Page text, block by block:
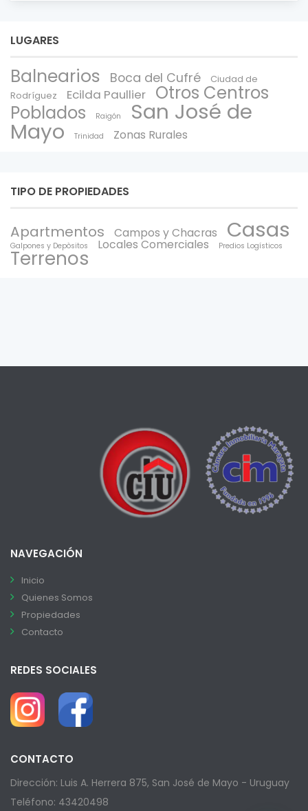
LUGARES
Balnearios Boca del Cufré
Ciudad de
Rodríguez
Ecilda Paullier
Otros Centros
Poblados
Raigón San José de
Mayo Trinidad Zonas Rurales
TIPO DE PROPIEDADES
Apartmentos Campos y Chacras Casas
Galpones y Depòsitos Locales Comerciales Predios Logísticos
Terrenos
NAVEGACIÓN
Inicio
Quienes Somos
Propiedades
Contacto
REDES SOCIALES
CONTACTO
Dirección: Luis A. Herrera 875, San José de Mayo - Uruguay
Teléfono: 43420498